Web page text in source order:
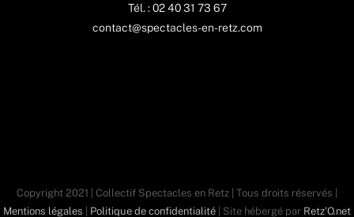
Tél. : 02 40 31 73 67
contact@spectacles-en-retz.com
Copyright 2021 | Collectif Spectacles en Retz | Tous droits réservés |
Mentions légales
Politique de confidentialité | Site hébergé par Retz'O.net